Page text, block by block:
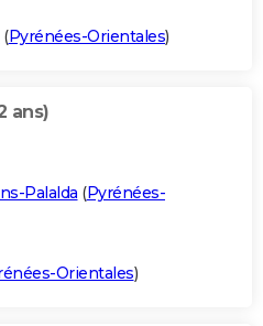
(Pyrénées-Orientales)
ans)
Palalda (Pyrénées-
Orientales)